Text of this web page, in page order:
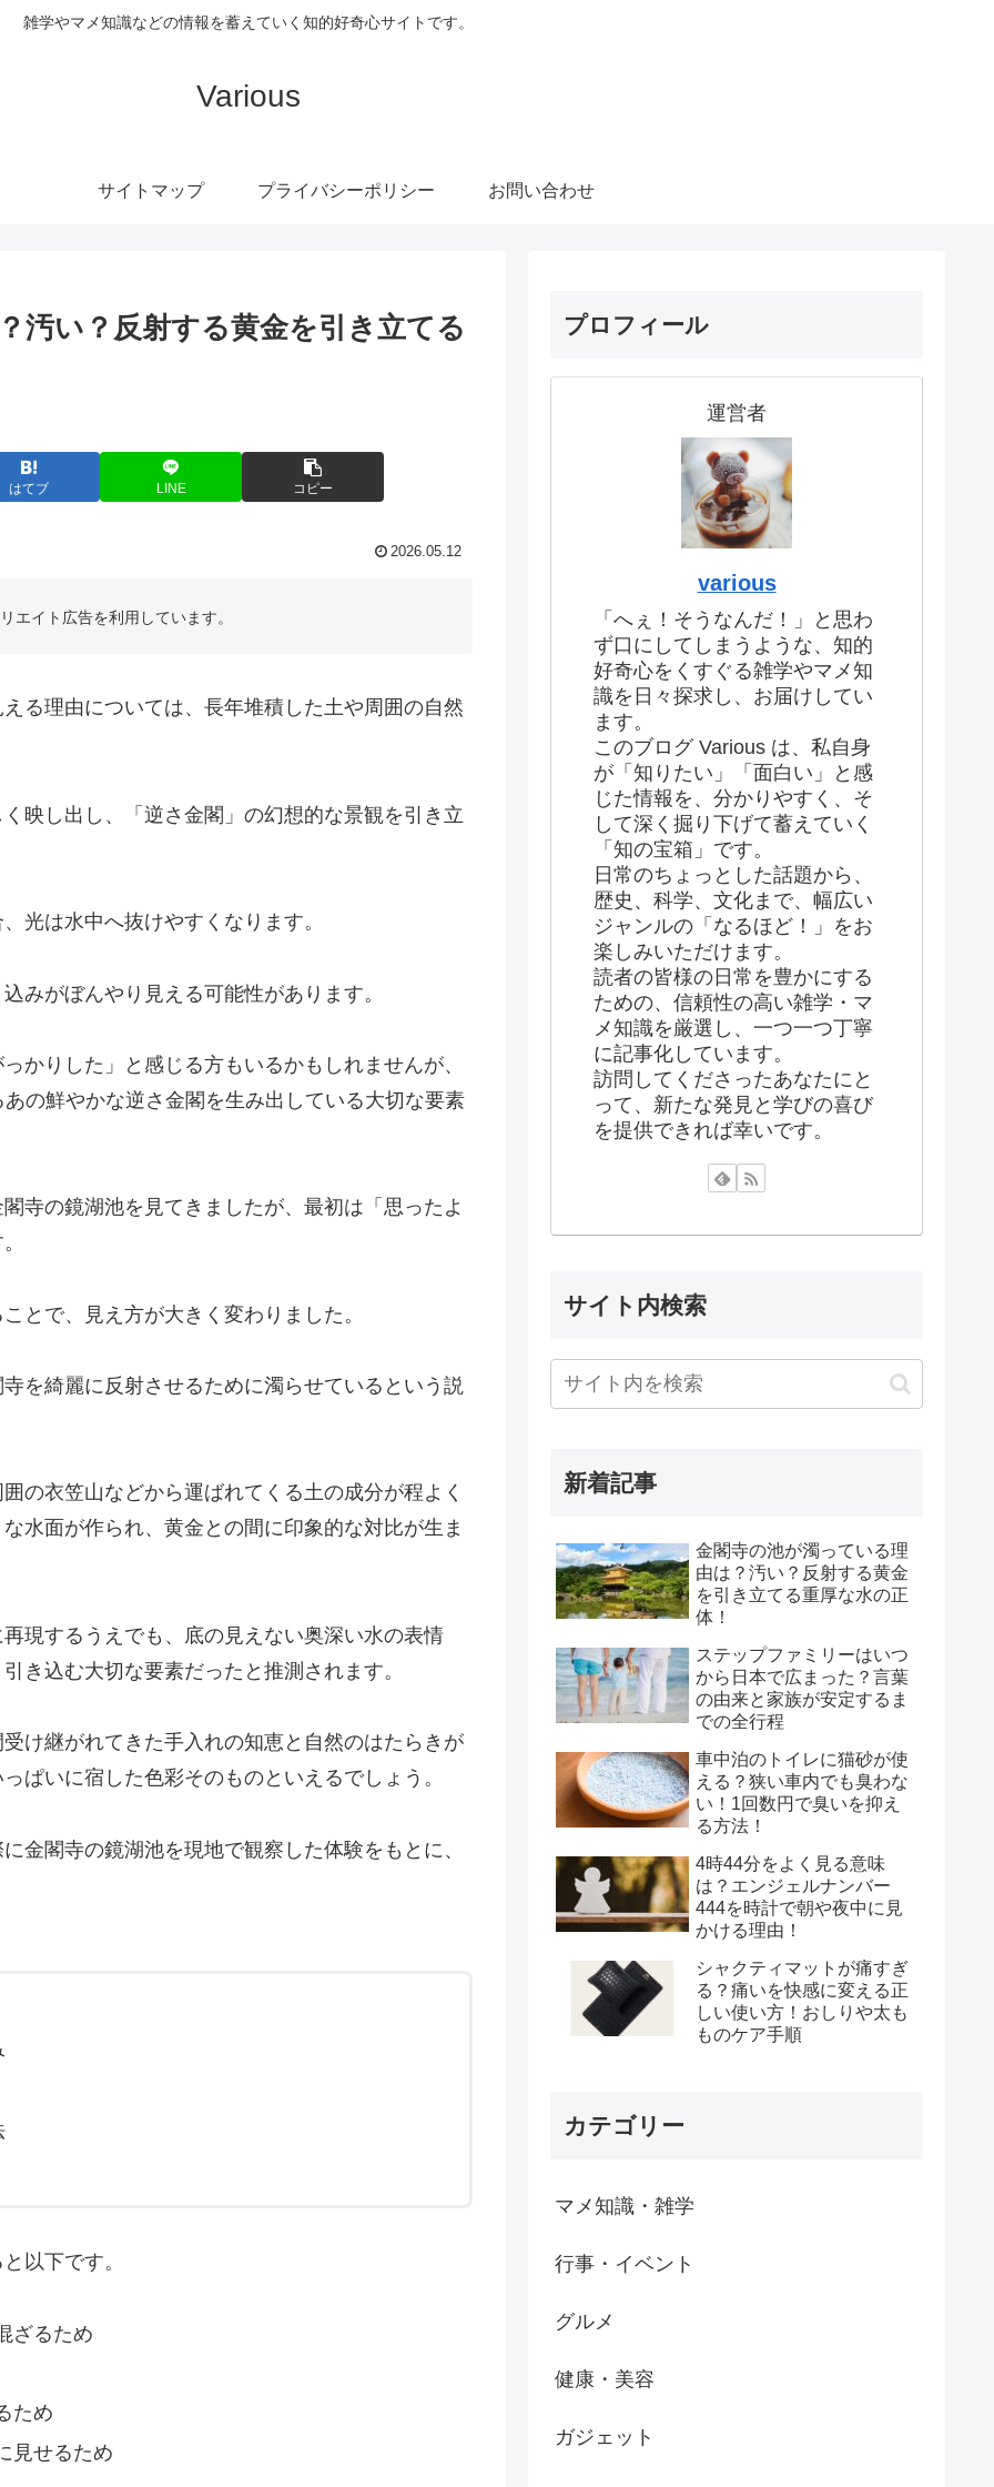
雑学やマメ知識などの情報を蓄えていく知的好奇心サイトです。
Various
サイトマップ プライバシーポリシー お問い合わせ
汚い？反射する黄金を引き立てる
はてブ LINE コピー
2026.05.12
エイト広告を利用しています。
る理由については、長年堆積した土や周囲の自然
映し出し、「逆さ金閣」の幻想的な景観を引き立
光は水中へ抜けやすくなります。
みがぼんやり見える可能性があります。
かりした」と感じる方もいるかもしれませんが、
の鮮やかな逆さ金閣を生み出している大切な要素
寺の鏡湖池を見てきましたが、最初は「思ったよ
とで、見え方が大きく変わりました。
を綺麗に反射させるために濁らせているという説
の衣笠山などから運ばれてくる土の成分が程よく
水面が作られ、黄金との間に印象的な対比が生ま
現するうえでも、底の見えない奥深い水の表情
き込む大切な要素だったと推測されます。
け継がれてきた手入れの知恵と自然のはたらきが
ぱいに宿した色彩そのものといえるでしょう。
金閣寺の鏡湖池を現地で観察した体験をもとに、
以下です。
ざるため
ため
見せるため
プロフィール
運営者
various
「へぇ！そうなんだ！」と思わ
ず口にしてしまうような、知的
好奇心をくすぐる雑学やマメ知
識を日々探求し、お届けしてい
ます。
このブログ Various は、私自身
が「知りたい」「面白い」と感
じた情報を、分かりやすく、そ
して深く掘り下げて蓄えていく
「知の宝箱」です。
日常のちょっとした話題から、
歴史、科学、文化まで、幅広い
ジャンルの「なるほど！」をお
楽しみいただけます。
読者の皆様の日常を豊かにする
ための、信頼性の高い雑学・マ
メ知識を厳選し、一つ一つ丁寧
に記事化しています。
訪問してくださったあなたにと
って、新たな発見と学びの喜び
を提供できれば幸いです。
サイト内検索
新着記事
金閣寺の池が濁っている理
由は？汚い？反射する黄金
を引き立てる重厚な水の正
体！
ステップファミリーはいつ
から日本で広まった？言葉
の由来と家族が安定するま
での全行程
車中泊のトイレに猫砂が使
える？狭い車内でも臭わな
い！1回数円で臭いを抑え
る方法！
4時44分をよく見る意味
は？エンジェルナンバー
444を時計で朝や夜中に見
かける理由！
シャクティマットが痛すぎ
る？痛いを快感に変える正
しい使い方！おしりや太も
ものケア手順
カテゴリー
マメ知識・雑学
行事・イベント
グルメ
健康・美容
ガジェット